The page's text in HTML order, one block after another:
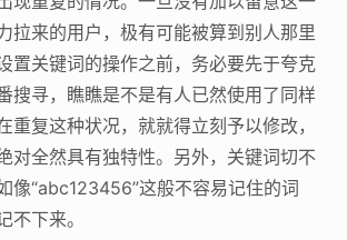
拉来的用户，极有可能被算到别人那里
置关键词的操作之前，务必要先于夸克
搜寻，瞧瞧是不是有人已然使用了同样
重复这种状况，就就得立刻予以修改，
对全然具有独特性。另外，关键词切不
像“abc123456”这般不容易记住的词
不下来。